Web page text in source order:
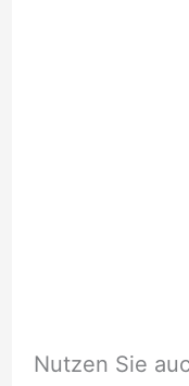
Nutzen Sie